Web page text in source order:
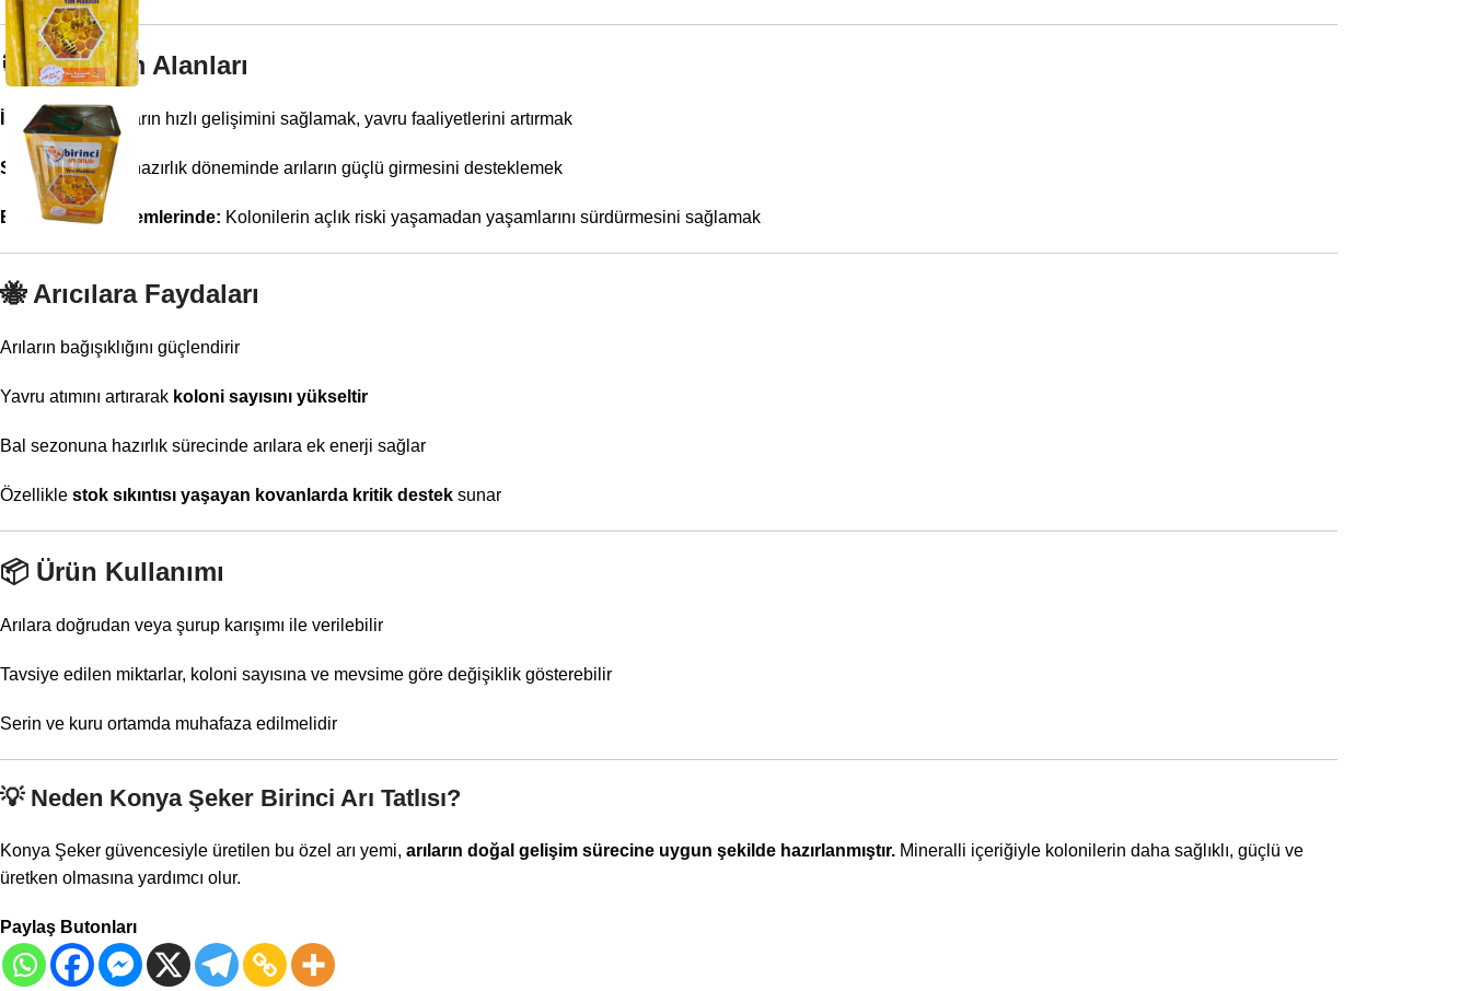
🎯Kullanım Alanları
İlkbahar:Kovanların hızlı gelişimini sağlamak, yavru faaliyetlerini artırmak
Sonbahar:Kışa hazırlık döneminde arıların güçlü girmesini desteklemek
Besin kıtlığı dönemlerinde: Kolonilerin açlık riski yaşamadan yaşamlarını sürdürmesini sağlamak
🐝 Arıcılara Faydaları
Arıların bağışıklığını güçlendirir
Yavru atımını artırarak koloni sayısını yükseltir
Bal sezonuna hazırlık sürecinde arılara ek enerji sağlar
Özellikle stok sıkıntısı yaşayan kovanlarda kritik destek sunar
📦 Ürün Kullanımı
Arılara doğrudan veya şurup karışımı ile verilebilir
Tavsiye edilen miktarlar, koloni sayısına ve mevsime göre değişiklik gösterebilir
Serin ve kuru ortamda muhafaza edilmelidir
💡 Neden Konya Şeker Birinci Arı Tatlısı?
Konya Şeker güvencesiyle üretilen bu özel arı yemi, arıların doğal gelişim sürecine uygun şekilde hazırlanmıştır. Mineralli içeriğiyle kolonilerin daha sağlıklı, güçlü ve
üretken olmasına yardımcı olur.
Paylaş Butonları